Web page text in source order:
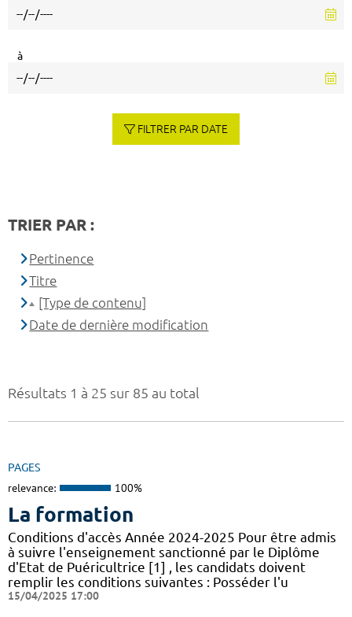
Résultats 1 à 25 sur 85 au total
PAGES
relevance: 100%
La formation
Conditions d'accès Année 2024-2025 Pour être admis
à suivre l'enseignement sanctionné par le Diplôme
d'Etat de Puéricultrice [1] , les candidats doivent
remplir les conditions suivantes : Posséder l'u
15/04/2025 17:00
à
FILTRER PAR DATE
TRIER PAR :
Pertinence
Titre
[Type de contenu]
Date de dernière modification